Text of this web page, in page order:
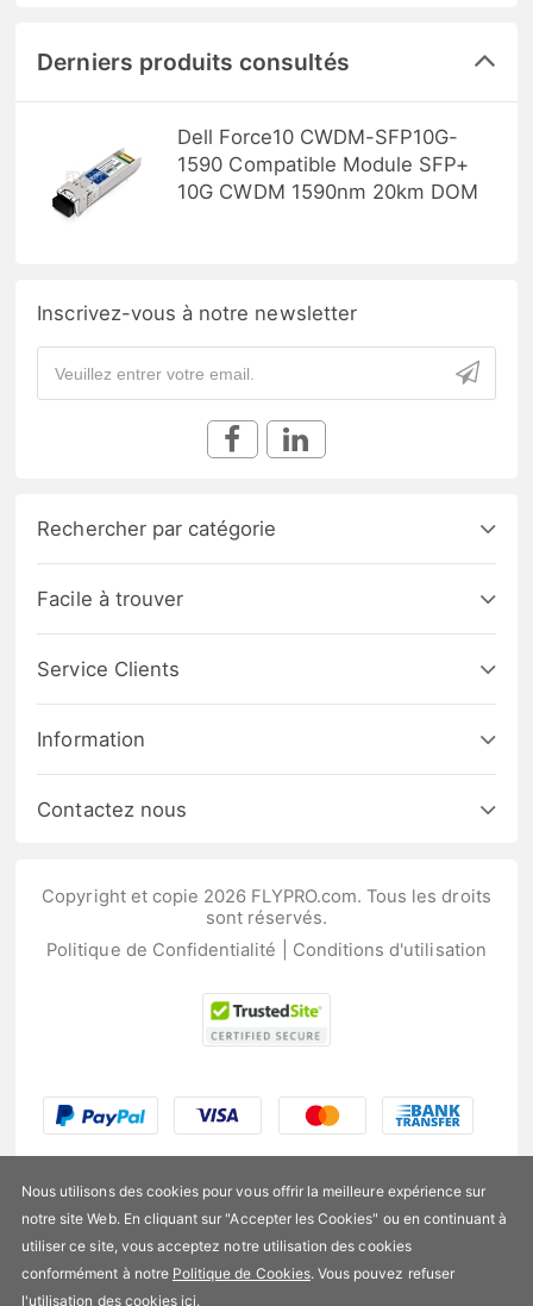
US$217,99
Derniers produits consultés
Dell Force10 CWDM-SFP10G-
1590 Compatible Module SFP+
10G CWDM 1590nm 20km DOM
Inscrivez-vous à notre newsletter
Rechercher par catégorie
Facile à trouver
Service Clients
Information
Contactez nous
Copyright et copie 2026 FLYPRO.com. Tous les droits
sont réservés.
Politique de Confidentialité
Conditions d'utilisation
Nous utilisons des cookies pour vous offrir la meilleure expérience sur
notre site Web. En cliquant sur "Accepter les Cookies" ou en continuant à
utiliser ce site, vous acceptez notre utilisation des cookies
conformément à notre Politique de Cookies. Vous pouvez refuser
l'utilisation des cookiesici.